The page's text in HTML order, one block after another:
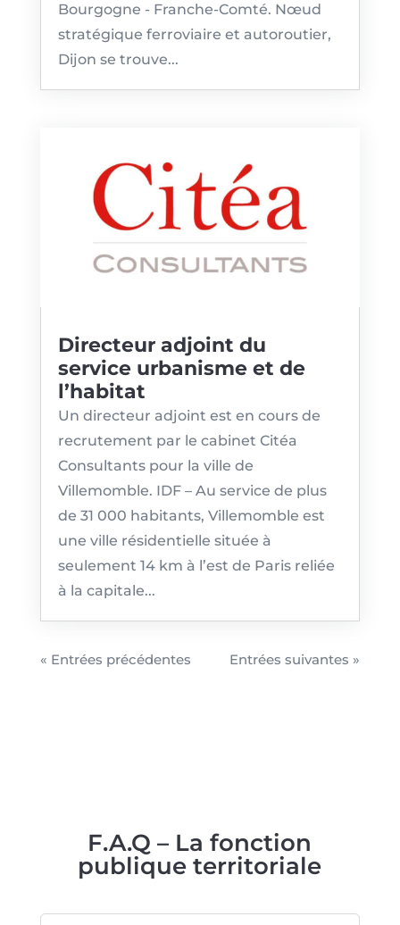
Bourgogne - Franche-Comté. Nœud
stratégique ferroviaire et autoroutier,
Dijon se trouve...
Directeur adjoint du
service urbanisme et de
l’habitat
Un directeur adjoint est en cours de
recrutement par le cabinet Citéa
Consultants pour la ville de
Villemomble. IDF – Au service de plus
de 31 000 habitants, Villemomble est
une ville résidentielle située à
seulement 14 km à l’est de Paris reliée
à la capitale...
« Entrées précédentes Entrées suivantes »
F.A.Q – La fonction
publique territoriale